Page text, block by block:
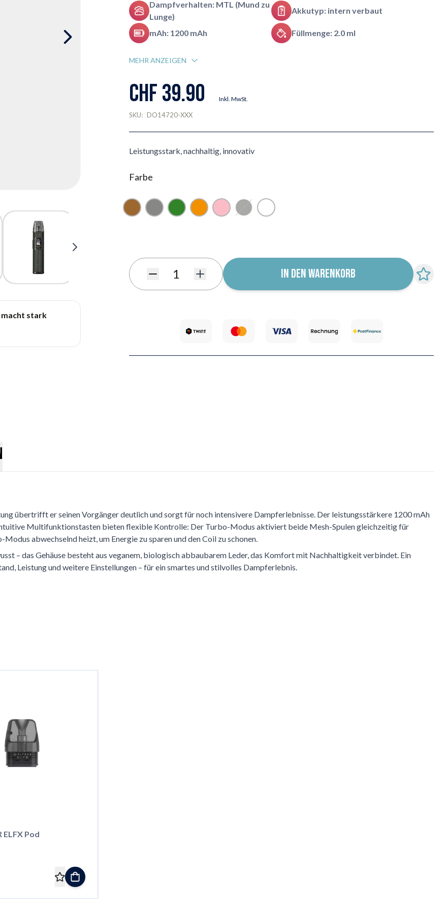
macht stark
Dampfverhalten: MTL (Mund zu
Lunge)
Akkutyp: intern verbaut
mAh: 1200 mAh Füllmenge: 2.0 ml
MEHR ANZEIGEN
CHF 39.90 Inkl. MwSt.
SKU: DO14720-XXX
Leistungsstark, nachhaltig, innovativ
Farbe
Braun Grau Grün Orange Rosa Schwarz Weiss
IN DEN WARENKORB
übertrifft er seinen Vorgänger deutlich und sorgt für noch intensivere Dampferlebnisse. Der leistungsstärkere 1200 mAh
Multifunktionstasten bieten flexible Kontrolle: Der Turbo-Modus aktiviert beide Mesh-Spulen gleichzeitig für
abwechselnd heizt, um Energie zu sparen und den Coil zu schonen.
– das Gehäuse besteht aus veganem, biologisch abbaubarem Leder, das Komfort mit Nachhaltigkeit verbindet. Ein
Leistung und weitere Einstellungen – für ein smartes und stilvolles Dampferlebnis.
möglich. Du kannst das Karussell überspringen oder direkt zur Karussell-Navigation springen, indem du die Skip-Links
ELFX Pod